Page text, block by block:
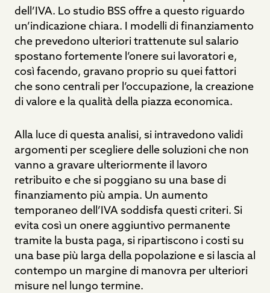
dell’IVA. Lo studio BSS offre a questo riguardo
un’indicazione chiara. I modelli di finanziamento
che prevedono ulteriori trattenute sul salario
spostano fortemente l’onere sui lavoratori e,
così facendo, gravano proprio su quei fattori
che sono centrali per l’occupazione, la creazione
di valore e la qualità della piazza economica.
Alla luce di questa analisi, si intravedono validi
argomenti per scegliere delle soluzioni che non
vanno a gravare ulteriormente il lavoro
retribuito e che si poggiano su una base di
finanziamento più ampia. Un aumento
temporaneo dell’IVA soddisfa questi criteri. Si
evita così un onere aggiuntivo permanente
tramite la busta paga, si ripartiscono i costi su
una base più larga della popolazione e si lascia al
contempo un margine di manovra per ulteriori
misure nel lungo termine.